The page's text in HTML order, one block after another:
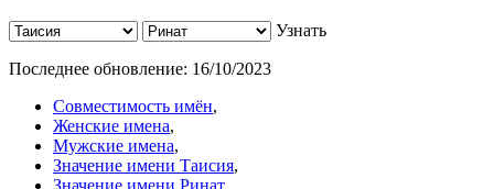
Узнать
Последнее обновление: 16/10/2023
Совместимость имён,
Женские имена,
Мужские имена,
Значение имени Таисия,